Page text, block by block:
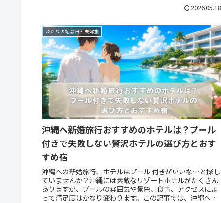
2026.05.18
ふたりの記念日・夫婦旅
沖縄へ新婚旅行おすすめのホテルは？プール
付きで失敗しない贅沢ホテルの選び方とおす
すめ宿
沖縄への新婚旅行、ホテルはプール 付きがいいな…と探し
ていませんか？沖縄には素敵なリゾートホテルがたくさん
ありますが、プールの雰囲気や景色、食事、アクセスによ
って満足度はかなり変わります。この記事では、沖縄への